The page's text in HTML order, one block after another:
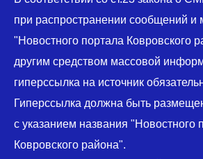
при распространении сообщений и
"Новостного портала Ковровского
другим средством массовой
гиперссылка на источник
Гиперссылка должна быть
с указанием названия "Новостного
Ковровского района".